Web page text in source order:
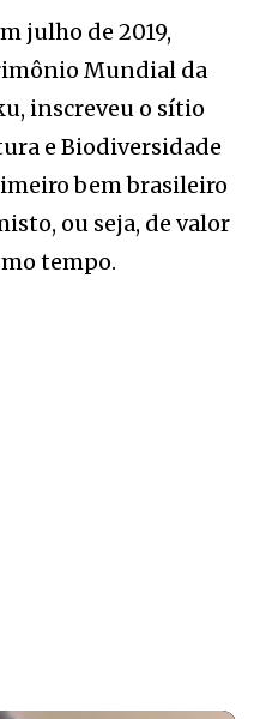
julho de 2019,
Mundial da
inscreveu o sítio
e Biodiversidade
bem brasileiro
ou seja, de valor
tempo.